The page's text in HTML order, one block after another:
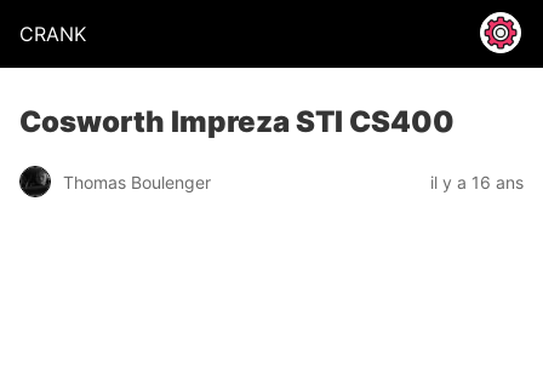
CRANK
Cosworth Impreza STI CS400
Thomas Boulenger il y a 16 ans